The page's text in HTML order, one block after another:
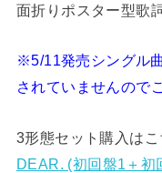
面折りポスター型歌
※5/11発売シングル
されていませんので
3形態セット購入は
DEAR. (初回盤1＋初